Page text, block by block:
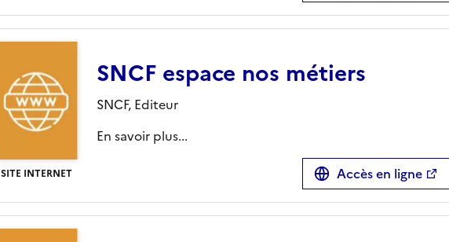
SITE INTERNET
SNCF espace nos métiers
SNCF, Editeur
En savoir plus...
Accès en ligne